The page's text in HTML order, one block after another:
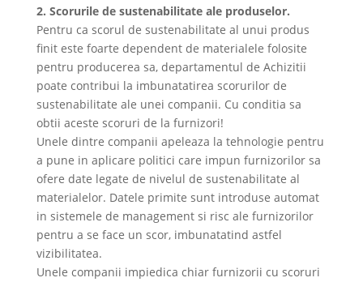
2. Scorurile de sustenabilitate ale produselor.
Pentru ca scorul de sustenabilitate al unui produs
finit este foarte dependent de materialele folosite
pentru producerea sa, departamentul de Achizitii
poate contribui la imbunatatirea scorurilor de
sustenabilitate ale unei companii. Cu conditia sa
obtii aceste scoruri de la furnizori!
Unele dintre companii apeleaza la tehnologie pentru
a pune in aplicare politici care impun furnizorilor sa
ofere date legate de nivelul de sustenabilitate al
materialelor. Datele primite sunt introduse automat
in sistemele de management si risc ale furnizorilor
pentru a se face un scor, imbunatatind astfel
vizibilitatea.
Unele companii impiedica chiar furnizorii cu scoruri